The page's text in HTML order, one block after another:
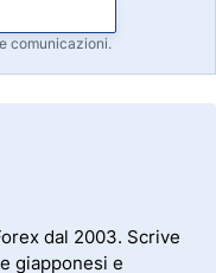
comunicazioni.
dal 2003. Scrive
giapponesi e